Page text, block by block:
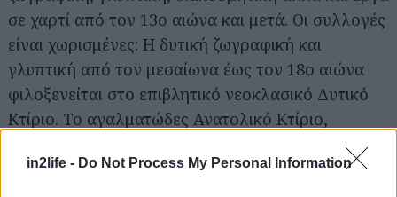
in2life - Do Not Process My Personal Information
σε χαρτί από τον 13ο αιώνα και μετά. Οι συλλογές
είναι χωρισμένες: Η δυτική ζωγραφική και
γλυπτική από τον μεσαίωνα έως τον 18ο αιώνα
φιλοξενείται στο επιβλητικό νεοκλασικό Δυτικό
Κτίριο. Το αγαλματώδες Ανατολικό Κτίριο,
μοντέρνας τέχνης. Ώρες λειτουργίας:Δευτέρα με